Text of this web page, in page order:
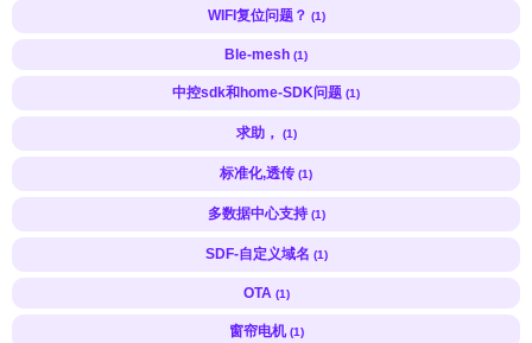
WIFI复位问题？ (1)
Ble-mesh (1)
中控sdk和home-SDK问题 (1)
求助， (1)
标准化,透传 (1)
多数据中心支持 (1)
SDF-自定义域名 (1)
OTA (1)
窗帘电机 (1)